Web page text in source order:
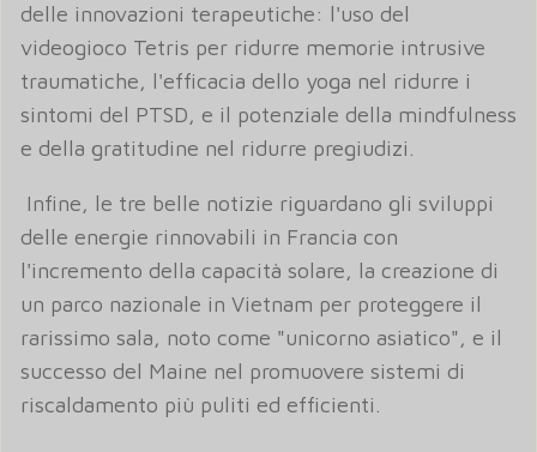
delle innovazioni terapeutiche: l'uso del
videogioco Tetris per ridurre memorie intrusive
traumatiche, l'efficacia dello yoga nel ridurre i
sintomi del PTSD, e il potenziale della mindfulness
e della gratitudine nel ridurre pregiudizi.
Infine, le tre belle notizie riguardano gli sviluppi
delle energie rinnovabili in Francia con
l'incremento della capacità solare, la creazione di
un parco nazionale in Vietnam per proteggere il
rarissimo sala, noto come "unicorno asiatico", e il
successo del Maine nel promuovere sistemi di
riscaldamento più puliti ed efficienti.